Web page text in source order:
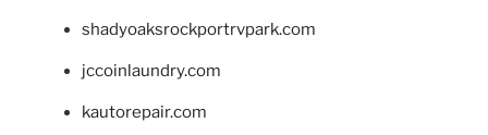
shadyoaksrockportrvpark.com
jccoinlaundry.com
kautorepair.com